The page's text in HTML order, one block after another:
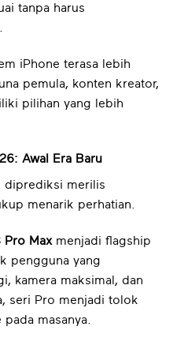
tanpa harus
iPhone terasa lebih
pemula, konten kreator,
pilihan yang lebih
Awal Era Baru
diprediksi merilis
menarik perhatian.
Pro Maxmenjadi flagship
pengguna yang
kamera maksimal, dan
seri Pro menjadi tolok
masanya.